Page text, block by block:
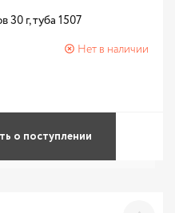
г, туба 1507
Нет в наличии
о поступлении